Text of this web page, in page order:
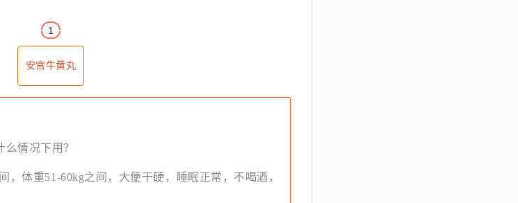
1
安宫牛黄丸
情况下用？
，体重51-60kg之间，大便干硬，睡眠正常，不喝酒，